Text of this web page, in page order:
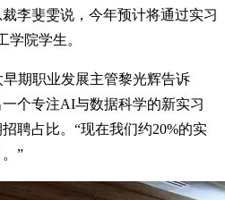
李斐雯说，今年预计将通过实习
学院学生。
早期职业发展主管黎光辉告诉
一个专注AI与数据科学的新实习
聘占比。“现在我们约20%的实
”